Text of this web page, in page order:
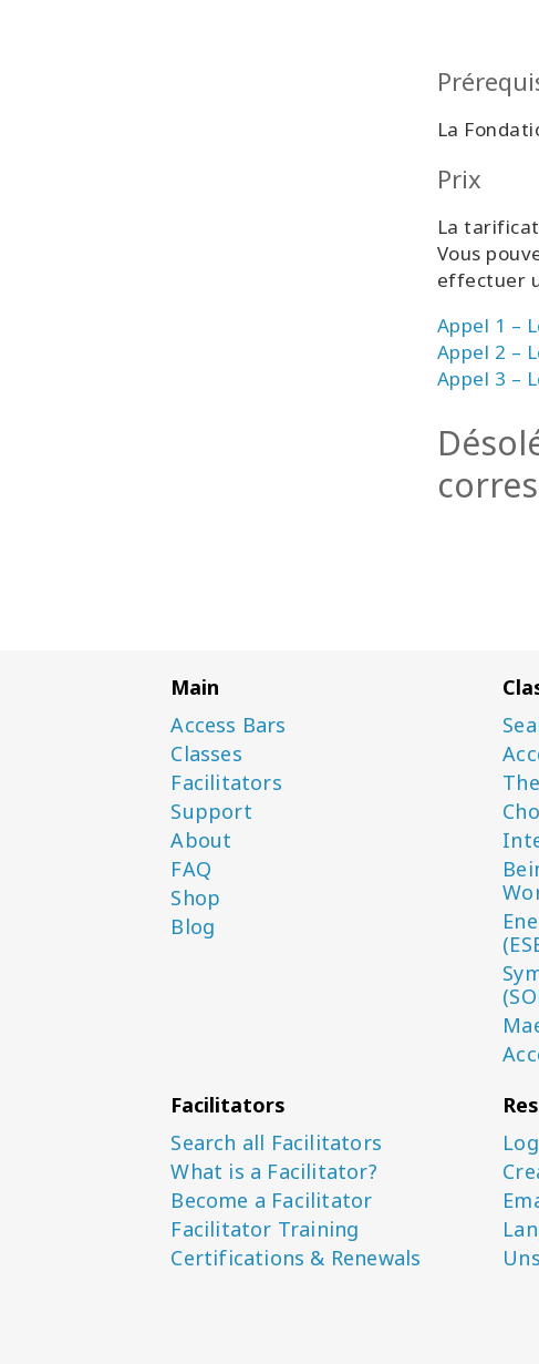
La
Prix
La
Vous
effectuer
Appel 1 –
Appel 2 –
Appel 3 –
Main
Access Bars
Classes
Facilitators
Support
About
FAQ
Shop
Blog
Facilitators
Search all Facilitators
What is a Facilitator?
Become a Facilitator
Facilitator Training
Certifications & Renewals